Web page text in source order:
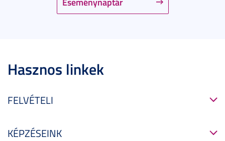
Hasznos linkek
FELVÉTELI
KÉPZÉSEINK